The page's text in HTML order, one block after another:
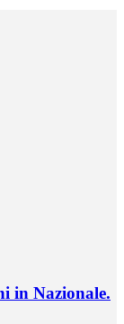
in Nazionale.